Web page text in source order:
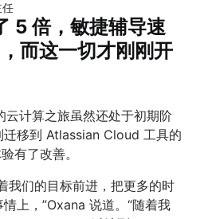
任
5 倍，敏捷辅导速
而这一切才刚刚开
计算之旅虽然还处于初期阶
迁移到 Atlassian Cloud 工具的
有了改善。
我们的目标前进，把更多的时
上，”Oxana 说道。“随着我